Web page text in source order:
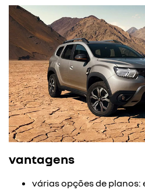
vantagens
várias opções de planos: